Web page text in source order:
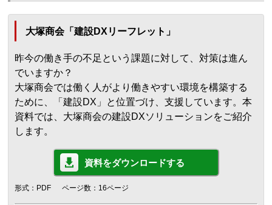
大塚商会「建設DXリーフレット」
昨今の働き手の不足という課題に対して、対策は進ん
でいますか？
大塚商会では働く人がより働きやすい環境を構築する
ために、「建設DX」と位置づけ、支援しています。本
資料では、大塚商会の建設DXソリューションをご紹介
します。
資料をダウンロードする
形式：PDF ページ数：16ページ